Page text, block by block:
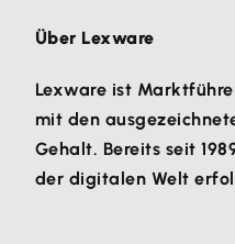
Über Lexware
Lexware ist
mit den
Gehalt. Bereits seit
der digitalen Welt